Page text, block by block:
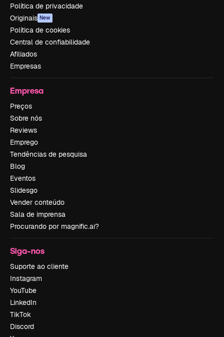
Política de privacidade
Originais New
Política de cookies
Central de confiabilidade
Afiliados
Empresas
Empresa
Preços
Sobre nós
Reviews
Emprego
Tendências de pesquisa
Blog
Eventos
Slidesgo
Vender conteúdo
Sala de imprensa
Procurando por magnific.ai?
Siga-nos
Suporte ao cliente
Instagram
YouTube
LinkedIn
TikTok
Discord